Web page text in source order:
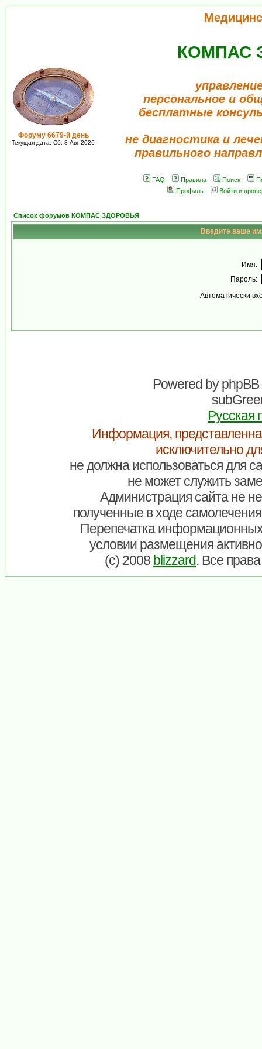
Форуму 6679-й день
Текущая дата: Сб, 8 Авг 2026
КОМПАС
персональное и
бесплатные
не диагностика и
правильного
FAQ Правила Поиск
Профиль
Войти и
Список форумов КОМПАС ЗДОРОВЬЯ
Введите ваше
Имя:
Пароль:
Автоматически
Powered byphpBB
Русская
Информация,
исключительно
не должна использоваться для
не может служить
Администрация сайта не
полученные в ходе
Перепечатка
условии размещения
(c) 2008 blizzard. Все